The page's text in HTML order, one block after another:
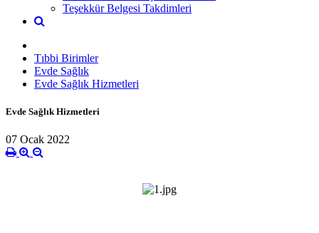
Teşekkür Belgesi Takdimleri
Tıbbi Birimler
Evde Sağlık
Evde Sağlık Hizmetleri
Evde Sağlık Hizmetleri
07 Ocak 2022